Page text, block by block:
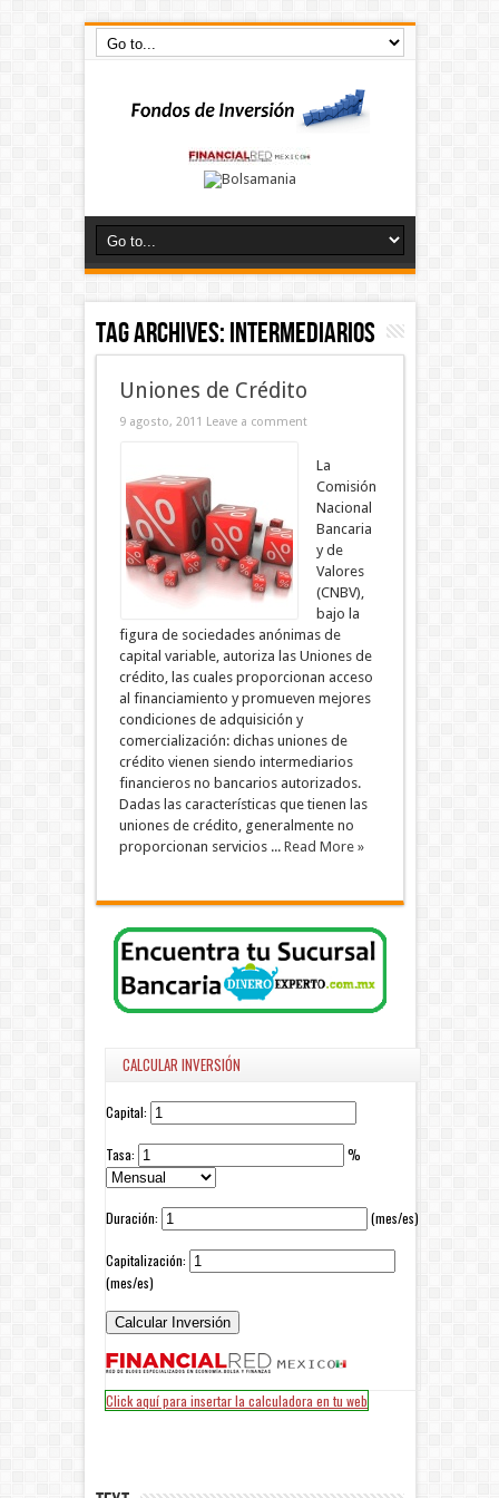
Tag Archives:intermediarios
Uniones de Crédito
9 agosto, 2011 Leave a comment
La
Comisión
Nacional
Bancaria
y de
Valores
(CNBV),
bajo la
figura de sociedades anónimas de
capital variable, autoriza las Uniones de
crédito, las cuales proporcionan acceso
al financiamiento y promueven mejores
condiciones de adquisición y
comercialización: dichas uniones de
crédito vienen siendo intermediarios
financieros no bancarios autorizados.
Dadas las características que tienen las
uniones de crédito, generalmente no
proporcionan servicios ... Read More »